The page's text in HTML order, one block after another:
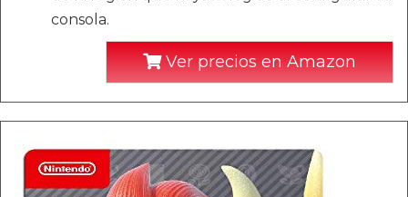
consola.
Ver precios en Amazon